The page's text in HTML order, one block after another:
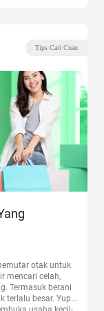
Tips Cari Cuan
otak untuk
mencari celah,
Termasuk berani
terlalu besar. Yup,